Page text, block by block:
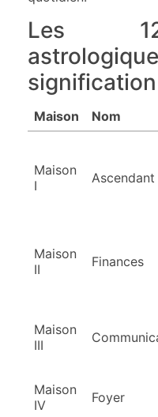
Les
signification
Maison Nom
Maison
I
Ascendant
Maison
II
Finances
Maison
III
Maison
IV
Foyer